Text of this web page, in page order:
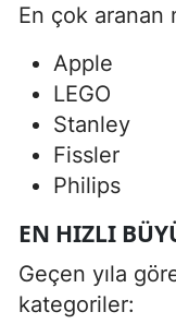
En çok aranan
Apple
LEGO
Stanley
Fissler
Philips
EN HIZLI
Geçen yıla
kategoriler: